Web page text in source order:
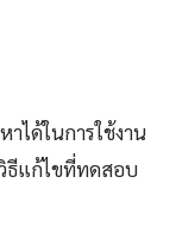
ได้ในการใช้งาน
ธีแก้ไขที่ทดสอบ